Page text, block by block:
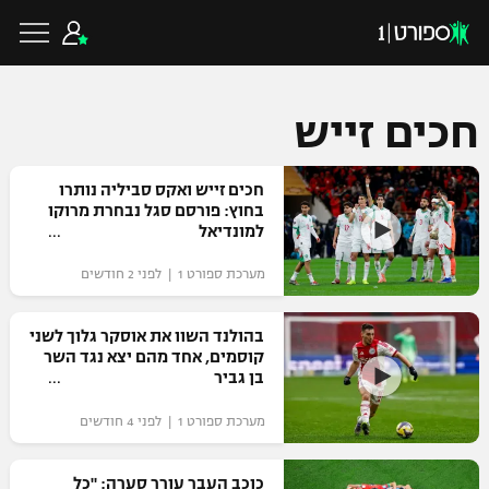
כדורגל ישראלי
ליגת העל
גביע הטוטו
ליגיונרים
גביע המדינה
כדורגל עולמי
ליגת האלופות
ליגה אירופית
ליגה אנגלית
כדורסל ישראלי
ליגת ווינר סל
ליגה לאומית
כדורסל עולמי
NBA
חכים זייש
חכים זייש ואקס סביליה נותרו
בחוץ: פורסם סגל נבחרת מרוקו
למונדיאל
מערכת ספורט 1 | לפני 2 חודשים
בהולנד השוו את אוסקר גלוך לשני
קוסמים, אחד מהם יצא נגד השר
בן גביר
מערכת ספורט 1 | לפני 4 חודשים
כוכב העבר עורר סערה: "כל